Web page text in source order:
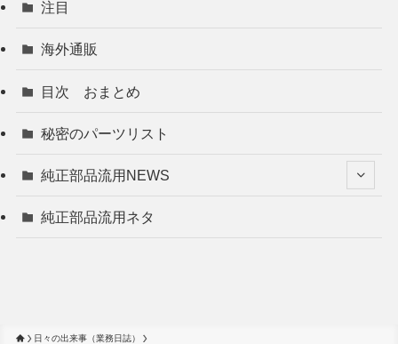
注目
海外通販
目次 おまとめ
秘密のパーツリスト
純正部品流用NEWS
純正部品流用ネタ
日々の出来事（業務日誌）